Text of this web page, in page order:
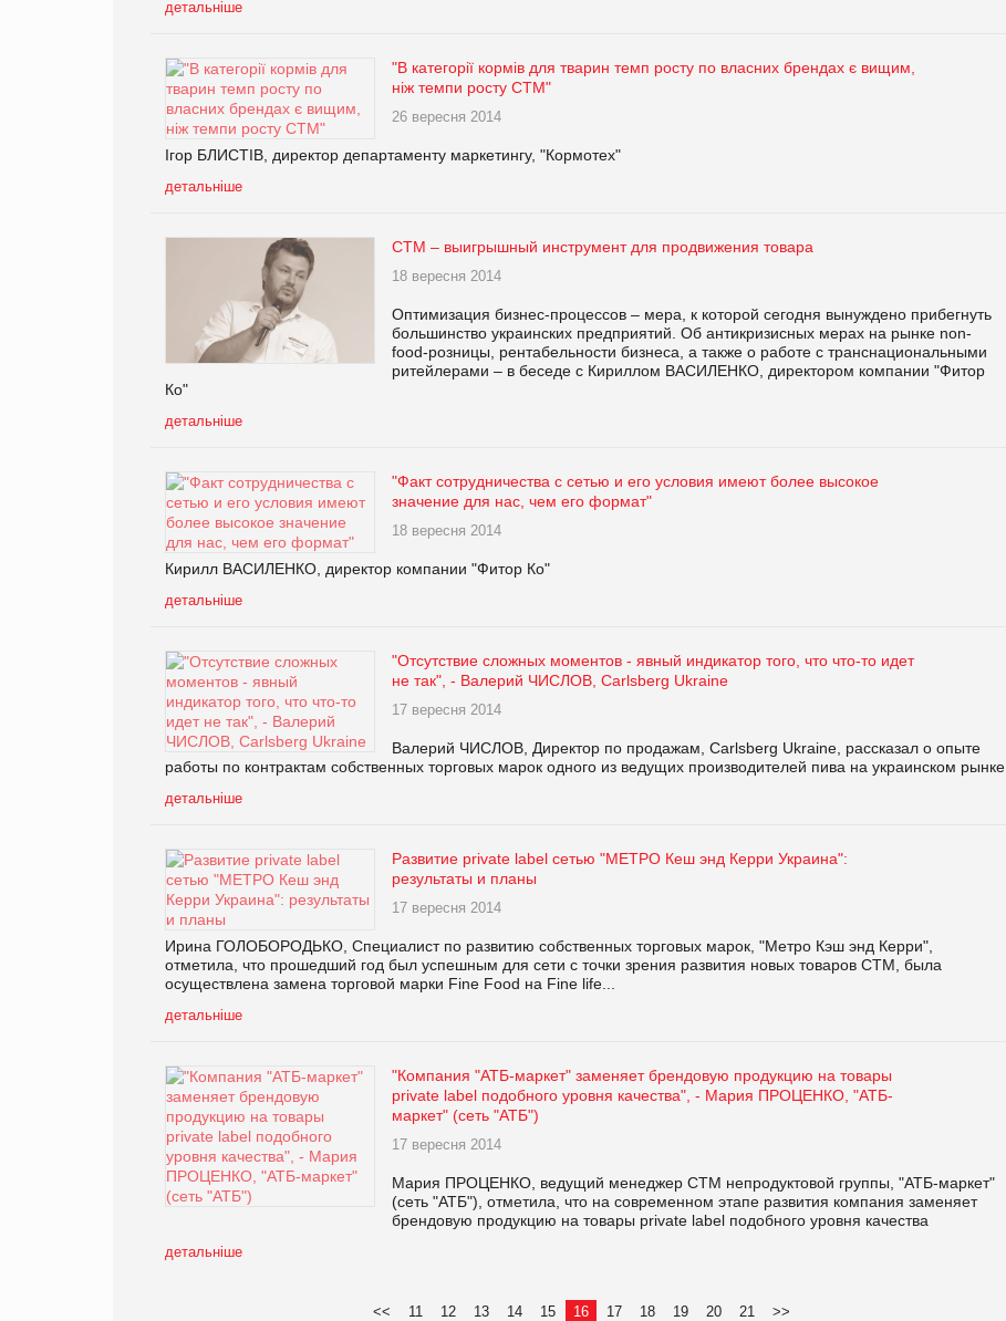
детальніше
"В категорії кормів для тварин темп росту по власних брендах є вищим,
ніж темпи росту СТМ"
26 вересня 2014
Ігор БЛИСТІВ, директор департаменту маркетингу, "Кормотех"
детальніше
СТМ – выигрышный инструмент для продвижения товара
18 вересня 2014
Оптимизация бизнес-процессов – мера, к которой сегодня вынуждено прибегнуть
большинство украинских предприятий. Об антикризисных мерах на рынке non-
food-розницы, рентабельности бизнеса, а также о работе с транснациональными
ритейлерами – в беседе с Кириллом ВАСИЛЕНКО, директором компании "Фитор
Ко"
детальніше
"Факт сотрудничества с сетью и его условия имеют более высокое
значение для нас, чем его формат"
18 вересня 2014
Кирилл ВАСИЛЕНКО, директор компании "Фитор Ко"
детальніше
"Отсутствие сложных моментов - явный индикатор того, что что-то идет
не так", - Валерий ЧИСЛОВ, Carlsberg Ukraine
17 вересня 2014
Валерий ЧИСЛОВ, Директор по продажам, Carlsberg Ukraine, рассказал о опыте
работы по контрактам собственных торговых марок одного из ведущих производителей пива на украинском рынке
детальніше
Развитие private label сетью "МЕТРО Кеш энд Керри Украина":
результаты и планы
17 вересня 2014
Ирина ГОЛОБОРОДЬКО, Специалист по развитию собственных торговых марок, "Метро Кэш энд Керри",
отметила, что прошедший год был успешным для сети с точки зрения развития новых товаров СТМ, была
осуществлена замена торговой марки Fine Food на Fine life...
детальніше
"Компания "АТБ-маркет" заменяет брендовую продукцию на товары
private label подобного уровня качества", - Мария ПРОЦЕНКО, "АТБ-
маркет" (сеть "АТБ")
17 вересня 2014
Мария ПРОЦЕНКО, ведущий менеджер СТМ непродуктовой группы, "АТБ-маркет"
(сеть "АТБ"), отметила, что на современном этапе развития компания заменяет
брендовую продукцию на товары private label подобного уровня качества
детальніше
<< 11 12 13 14 15 16 17 18 19 20 21 >>